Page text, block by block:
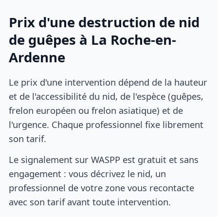
Prix d'une destruction de nid
de guêpes à La Roche-en-
Ardenne
Le prix d'une intervention dépend de la hauteur
et de l'accessibilité du nid, de l'espèce (guêpes,
frelon européen ou frelon asiatique) et de
l'urgence. Chaque professionnel fixe librement
son tarif.
Le signalement sur WASPP est gratuit et sans
engagement : vous décrivez le nid, un
professionnel de votre zone vous recontacte
avec son tarif avant toute intervention.